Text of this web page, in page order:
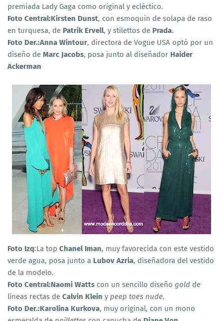
premiada Lady Gaga como original y ecléctico.
Foto Central:Kirsten Dunst, con esmoquin de solapa de raso
en turquesa, de Patrik Ervell, y stilettos de Prada.
Foto Der.:Anna Wintour, directora de Vogue USA optó por un
diseño de Marc Jacobs, posa junto al diseñador Haider
Ackerman
Foto Izq:La top Chanel Iman, muy favorecida con este vestido
verde agua, posa junto a Lubov Azria, diseñadora del vestido
de la modelo.
Foto Central:Naomi Watts con un sencillo diseño gold de
líneas rectas de Calvin Klein y peep toes nude.
Foto Der.:Karolina Kurkova, muy original, con un mono